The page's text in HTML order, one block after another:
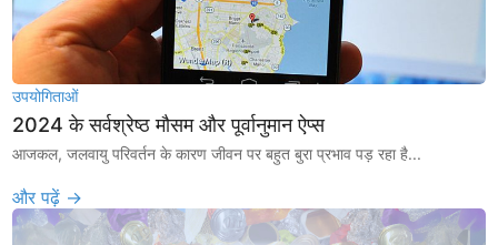
उपयोगिताओं
2024 के सर्वश्रेष्ठ मौसम और पूर्वानुमान ऐप्स
आजकल, जलवायु परिवर्तन के कारण जीवन पर बहुत बुरा प्रभाव पड़ रहा है...
और पढ़ें →